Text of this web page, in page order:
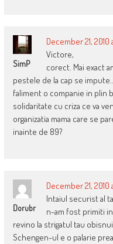
SimP
December 21, 2010
Victore,
corect. Mai exact
pestele de la cap se
faliment o companie in plin
solidaritate cu criza ce va
organizatia mama care se
inainte de 89?
Dorubr
December 21, 2010
Intaiul securist al
n-am fost primiti
revino la strigatul tau
Schengen-ul e o palarie